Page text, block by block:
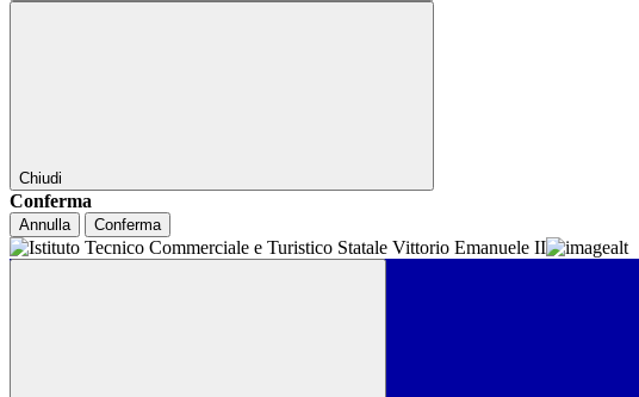
Chiudi
Conferma
Annulla Conferma